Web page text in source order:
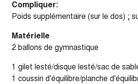
Compliquer:
Poids supplémentaire (sur le dos) ;
Matérielle
2 ballons de gymnastique
1 gilet lesté/disque lesté/sac de
1 coussin d'équilibre/planche